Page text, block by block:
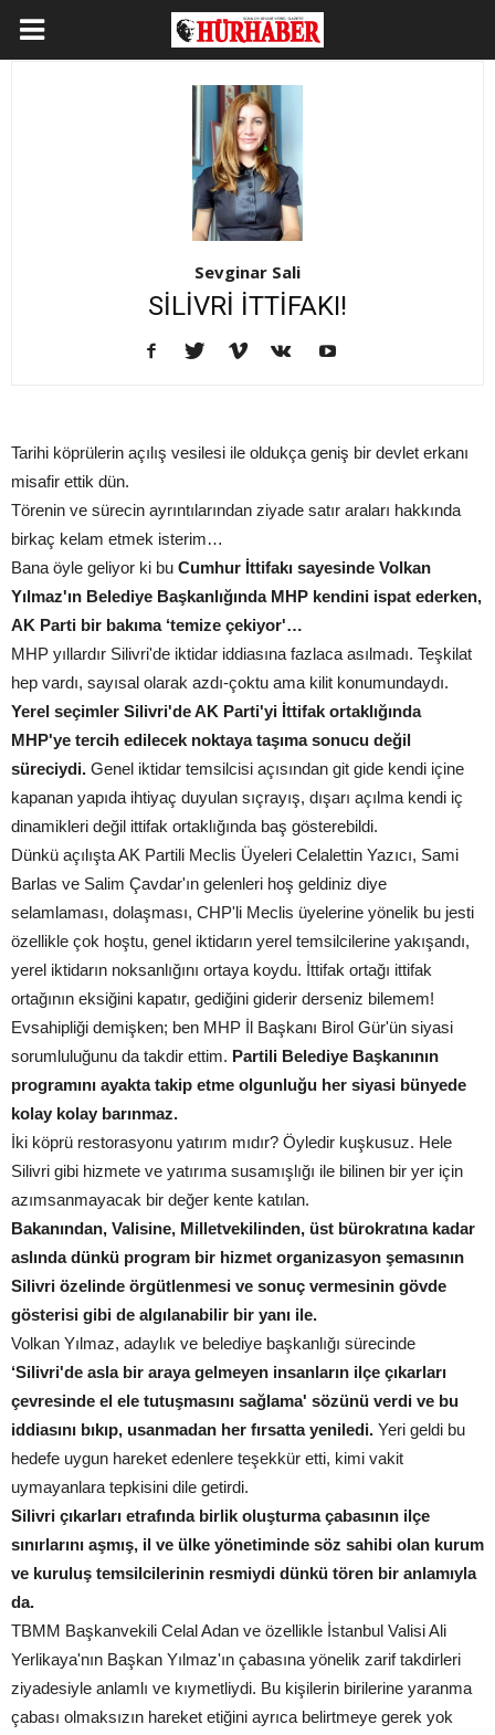
Sevginar Sali
SİLİVRİ İTTİFAKI!
Tarihi köprülerin açılış vesilesi ile oldukça geniş bir devlet erkanı
misafir ettik dün.
Törenin ve sürecin ayrıntılarından ziyade satır araları hakkında
birkaç kelam etmek isterim…
Bana öyle geliyor ki bu Cumhur İttifakı sayesinde Volkan
Yılmaz'ın Belediye Başkanlığında MHP kendini ispat ederken,
AK Parti bir bakıma ‘temize çekiyor'…
MHP yıllardır Silivri'de iktidar iddiasına fazlaca asılmadı. Teşkilat
hep vardı, sayısal olarak azdı-çoktu ama kilit konumundaydı.
Yerel seçimler Silivri'de AK Parti'yi İttifak ortaklığında
MHP'ye tercih edilecek noktaya taşıma sonucu değil
süreciydi. Genel iktidar temsilcisi açısından git gide kendi içine
kapanan yapıda ihtiyaç duyulan sıçrayış, dışarı açılma kendi iç
dinamikleri değil ittifak ortaklığında baş gösterebildi.
Dünkü açılışta AK Partili Meclis Üyeleri Celalettin Yazıcı, Sami
Barlas ve Salim Çavdar'ın gelenleri hoş geldiniz diye
selamlaması, dolaşması, CHP'li Meclis üyelerine yönelik bu jesti
özellikle çok hoştu, genel iktidarın yerel temsilcilerine yakışandı,
yerel iktidarın noksanlığını ortaya koydu. İttifak ortağı ittifak
ortağının eksiğini kapatır, gediğini giderir derseniz bilemem!
Evsahipliği demişken; ben MHP İl Başkanı Birol Gür'ün siyasi
sorumluluğunu da takdir ettim. Partili Belediye Başkanının
programını ayakta takip etme olgunluğu her siyasi bünyede
kolay kolay barınmaz.
İki köprü restorasyonu yatırım mıdır? Öyledir kuşkusuz. Hele
Silivri gibi hizmete ve yatırıma susamışlığı ile bilinen bir yer için
azımsanmayacak bir değer kente katılan.
Bakanından, Valisine, Milletvekilinden, üst bürokratına kadar
aslında dünkü program bir hizmet organizasyon şemasının
Silivri özelinde örgütlenmesi ve sonuç vermesinin gövde
gösterisi gibi de algılanabilir bir yanı ile.
Volkan Yılmaz, adaylık ve belediye başkanlığı sürecinde
‘Silivri'de asla bir araya gelmeyen insanların ilçe çıkarları
çevresinde el ele tutuşmasını sağlama' sözünü verdi ve bu
iddiasını bıkıp, usanmadan her fırsatta yeniledi. Yeri geldi bu
hedefe uygun hareket edenlere teşekkür etti, kimi vakit
uymayanlara tepkisini dile getirdi.
Silivri çıkarları etrafında birlik oluşturma çabasının ilçe
sınırlarını aşmış, il ve ülke yönetiminde söz sahibi olan kurum
ve kuruluş temsilcilerinin resmiydi dünkü tören bir anlamıyla
da.
TBMM Başkanvekili Celal Adan ve özellikle İstanbul Valisi Ali
Yerlikaya'nın Başkan Yılmaz'ın çabasına yönelik zarif takdirleri
ziyadesiyle anlamlı ve kıymetliydi. Bu kişilerin birilerine yaranma
çabası olmaksızın hareket etiğini ayrıca belirtmeye gerek yok